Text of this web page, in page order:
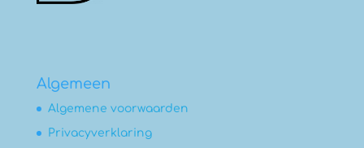
Algemeen
Algemene voorwaarden
Privacyverklaring